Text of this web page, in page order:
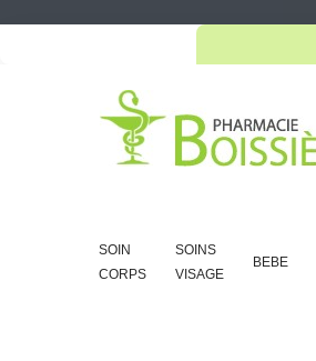
SOIN
CORPS
SOINS
VISAGE
BEBE